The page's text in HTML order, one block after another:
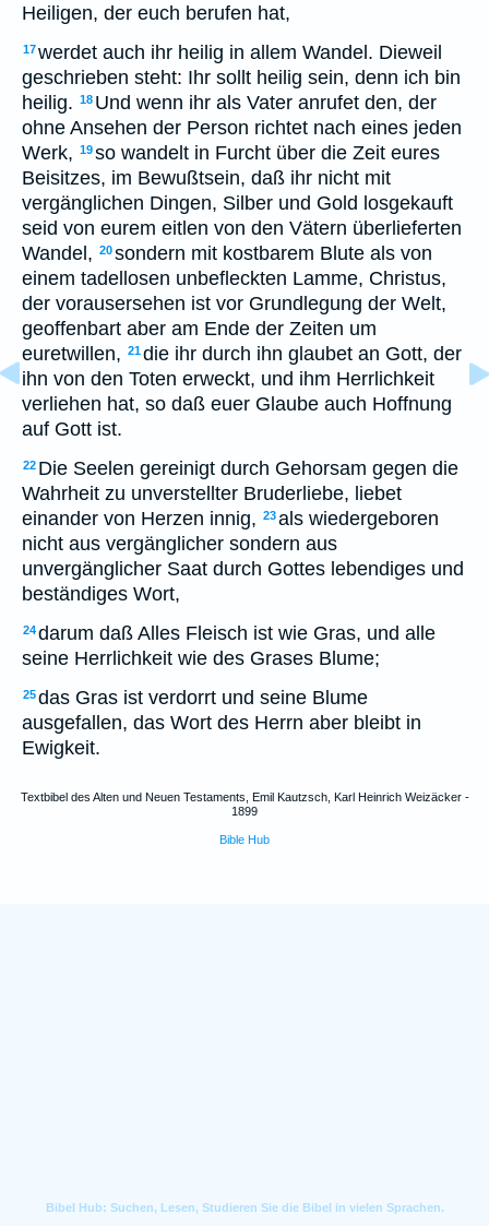
Heiligen, der euch berufen hat,
17werdet auch ihr heilig in allem Wandel. Dieweil
geschrieben steht: Ihr sollt heilig sein, denn ich bin
heilig. 18 Und wenn ihr als Vater anrufet den, der
ohne Ansehen der Person richtet nach eines jeden
Werk, 19so wandelt in Furcht über die Zeit eures
Beisitzes, im Bewußtsein, daß ihr nicht mit
vergänglichen Dingen, Silber und Gold losgekauft
seid von eurem eitlen von den Vätern überlieferten
Wandel, 20sondern mit kostbarem Blute als von
einem tadellosen unbefleckten Lamme, Christus,
der vorausersehen ist vor Grundlegung der Welt,
geoffenbart aber am Ende der Zeiten um
euretwillen, 21die ihr durch ihn glaubet an Gott, der
ihn von den Toten erweckt, und ihm Herrlichkeit
verliehen hat, so daß euer Glaube auch Hoffnung
auf Gott ist.
22 Die Seelen gereinigt durch Gehorsam gegen die
Wahrheit zu unverstellter Bruderliebe, liebet
einander von Herzen innig, 23als wiedergeboren
nicht aus vergänglicher sondern aus
unvergänglicher Saat durch Gottes lebendiges und
beständiges Wort,
24darum daß Alles Fleisch ist wie Gras, und alle
seine Herrlichkeit wie des Grases Blume;
25das Gras ist verdorrt und seine Blume
ausgefallen, das Wort des Herrn aber bleibt in
Ewigkeit.
Textbibel des Alten und Neuen Testaments, Emil Kautzsch, Karl Heinrich Weizäcker -
1899
Bible Hub